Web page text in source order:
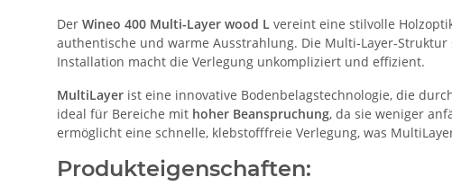
Der Wineo 400 Multi-Layer wood L vereint eine stilvolle
authentische und warme Ausstrahlung. Die Multi-Layer-
Installation macht die Verlegung unkompliziert und effizient.
MultiLayer ist eine innovative Bodenbelagstechnologie, die
ideal für Bereiche mit hoher Beanspruchung, da sie weniger
ermöglicht eine schnelle, klebstofffreie Verlegung, was
Produkteigenschaften: